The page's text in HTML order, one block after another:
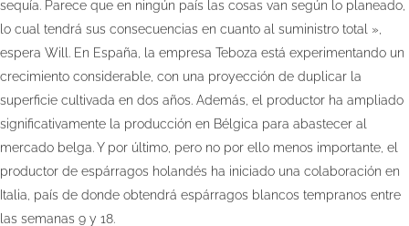
sequía. Parece que en ningún país las cosas van según lo planeado,
lo cual tendrá sus consecuencias en cuanto al suministro total »,
espera Will. En España, la empresa Teboza está experimentando un
crecimiento considerable, con una proyección de duplicar la
superficie cultivada en dos años. Además, el productor ha ampliado
significativamente la producción en Bélgica para abastecer al
mercado belga. Y por último, pero no por ello menos importante, el
productor de espárragos holandés ha iniciado una colaboración en
Italia, país de donde obtendrá espárragos blancos tempranos entre
las semanas 9 y 18.